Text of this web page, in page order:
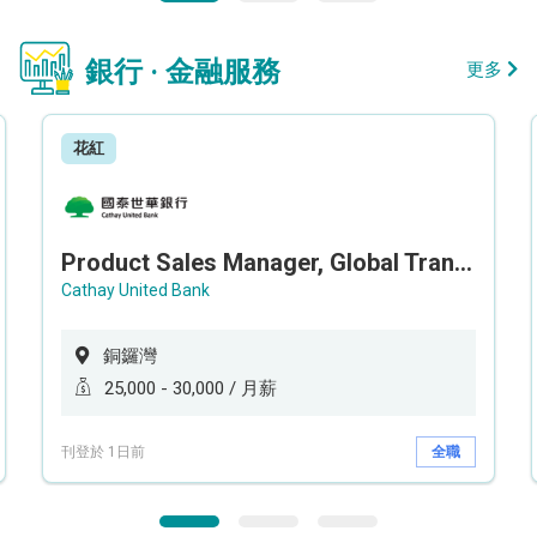
銀行 · 金融服務 更多
花紅
Product Sales Manager, Global Transaction Service (GTS)
Cathay United Bank
銅鑼灣
25,000 - 30,000 / 月薪
刊登於 1日前 全職